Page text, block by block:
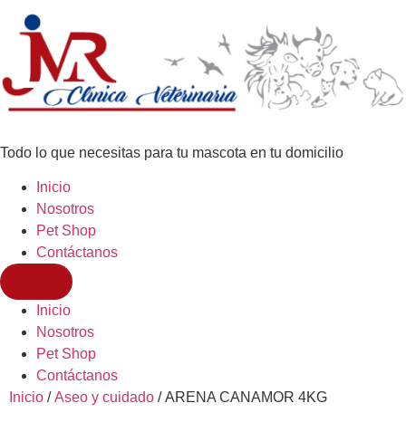
Todo lo que necesitas para tu mascota en tu domicilio
Inicio
Nosotros
Pet Shop
Contáctanos
Inicio
Nosotros
Pet Shop
Contáctanos
Inicio /Aseo y cuidado / ARENA CANAMOR 4KG